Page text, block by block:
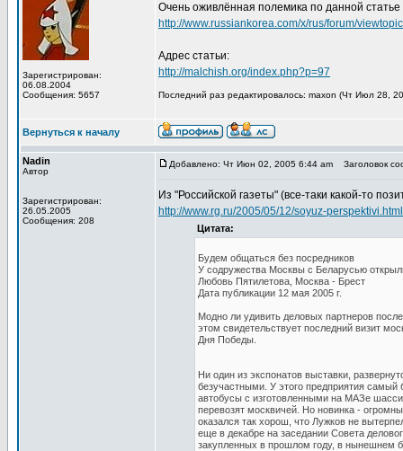
Зарегистрирован:
06.08.2004
Сообщения: 5657
Очень оживлённая полемика по данной
http://www.russiankorea.com/x/rus/forum/
Адрес статьи:
http://malchish.org/index.php?p=97
Последний раз редактировалось: maxon (Чт Июл 28,
Вернуться к началу
Nadin
Автор
Зарегистрирован:
26.05.2005
Сообщения: 208
Добавлено: Чт Июн 02, 2005 6:44 am Заголовок
Из "Российской газеты" (все-таки какой-то
http://www.rg.ru/2005/05/12/soyuz-perspektivi.html
Цитата:
Будем общаться без посредников
У содружества Москвы с Беларусью
Любовь Пятилетова, Москва - Брест
Дата публикации 12 мая 2005 г.
Модно ли удивить деловых партнеров
этом свидетельствует последний визит
Дня Победы.
Ни один из экспонатов выставки,
безучастными. У этого предприятия
автобусы с изготовленными на МАЗе
перевозят москвичей. Но новинка -
оказался так хорош, что Лужков не
еще в декабре на заседании Совета
закупленных в прошлом году, в нынешнем